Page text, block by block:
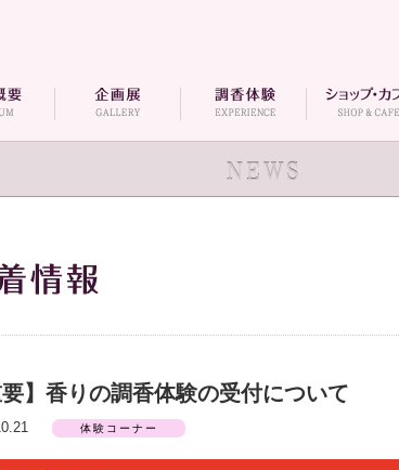
要】香りの調香体験の受付について
体験コーナー